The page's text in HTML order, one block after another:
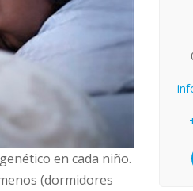
en cada niño.
(dormidores